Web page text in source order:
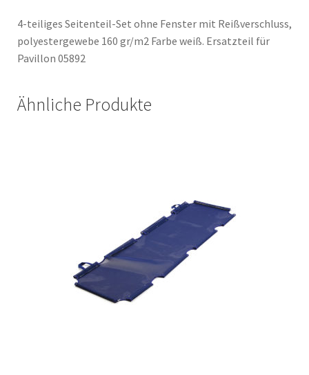
4-teiliges Seitenteil-Set ohne Fenster mit Reißverschluss,
polyestergewebe 160 gr/m2 Farbe weiß. Ersatzteil für
Pavillon 05892
Ähnliche Produkte